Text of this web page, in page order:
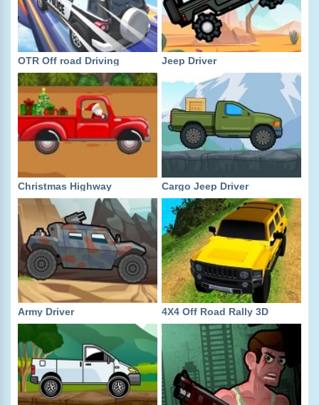
OTR Off road Driving Jeep Driver
Christmas Highway Cargo Jeep Driver
Army Driver 4X4 Off Road Rally 3D